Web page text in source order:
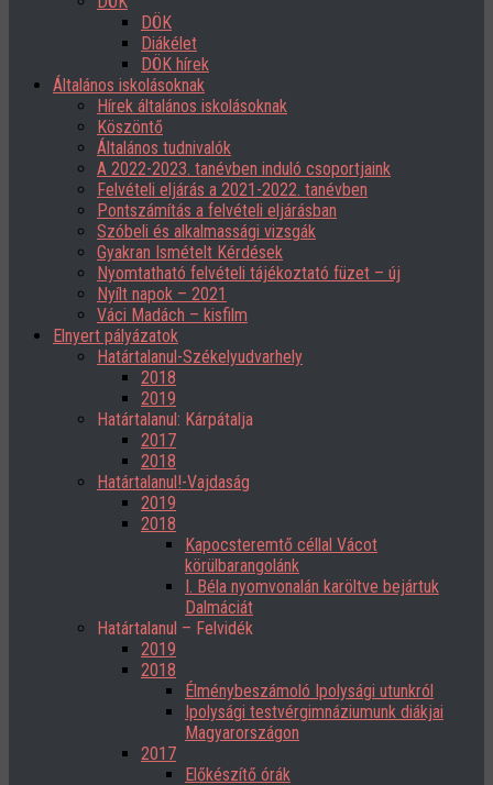
DÖK
Diákélet
DÖK hírek
Általános iskolásoknak
Hírek általános iskolásoknak
Köszöntő
Általános tudnivalók
A 2022-2023. tanévben induló csoportjaink
Felvételi eljárás a 2021-2022. tanévben
Pontszámítás a felvételi eljárásban
Szóbeli és alkalmassági vizsgák
Gyakran Ismételt Kérdések
Nyomtatható felvételi tájékoztató füzet – új
Nyílt napok – 2021
Váci Madách – kisfilm
Elnyert pályázatok
Határtalanul-Székelyudvarhely
2018
2019
Határtalanul: Kárpátalja
2017
2018
Határtalanul!-Vajdaság
2019
2018
Kapocsteremtő céllal Vácot
körülbarangolánk
I. Béla nyomvonalán karöltve bejártuk
Dalmáciát
Határtalanul – Felvidék
2019
2018
Élménybeszámoló Ipolysági utunkról
Ipolysági testvérgimnáziumunk diákjai
Magyarországon
2017
Előkészítő órák